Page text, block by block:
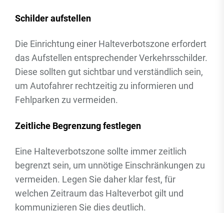
Schilder aufstellen
Die Einrichtung einer Halteverbotszone erfordert
das Aufstellen entsprechender Verkehrsschilder.
Diese sollten gut sichtbar und verständlich sein,
um Autofahrer rechtzeitig zu informieren und
Fehlparken zu vermeiden.
Zeitliche Begrenzung festlegen
Eine Halteverbotszone sollte immer zeitlich
begrenzt sein, um unnötige Einschränkungen zu
vermeiden. Legen Sie daher klar fest, für
welchen Zeitraum das Halteverbot gilt und
kommunizieren Sie dies deutlich.